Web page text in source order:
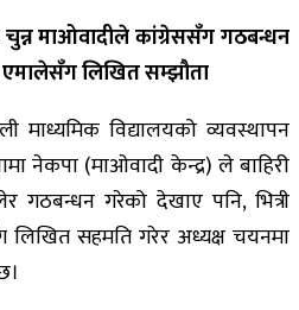
माओवादीले कांग्रेससँग गठबन्धन
एमालेसँग लिखित सम्झौता
माध्यमिक विद्यालयको व्यवस्थापन
नेकपा (माओवादी केन्द्र) ले बाहिरी
गठबन्धन गरेको देखाए पनि, भित्री
सहमति गरेर अध्यक्ष चयनमा